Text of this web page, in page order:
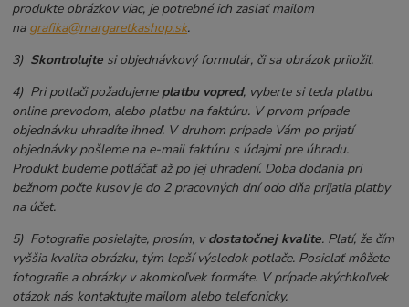
produkte obrázkov viac, je potrebné ich zaslať mailom
na grafika@margaretkashop.sk.
3) Skontrolujte si objednávkový formulár, či sa obrázok priložil.
4) Pri potlači požadujeme platbu vopred, vyberte si teda platbu
online prevodom, alebo platbu na faktúru. V prvom prípade
objednávku uhradíte ihneď. V druhom prípade Vám po prijatí
objednávky pošleme na e-mail faktúru s údajmi pre úhradu.
Produkt budeme potláčať až po jej uhradení. Doba dodania pri
bežnom počte kusov je do 2 pracovných dní odo dňa prijatia platby
na účet.
5) Fotografie posielajte, prosím, vdostatočnej kvalite. Platí, že čím
vyššia kvalita obrázku, tým lepší výsledok potlače. Posielať môžete
fotografie a obrázky v akomkoľvek formáte. V prípade akýchkoľvek
otázok nás kontaktujte mailom alebo telefonicky.